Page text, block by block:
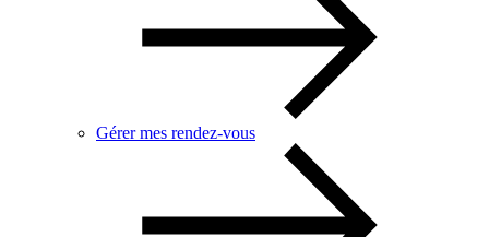
Gérer mes rendez-vous